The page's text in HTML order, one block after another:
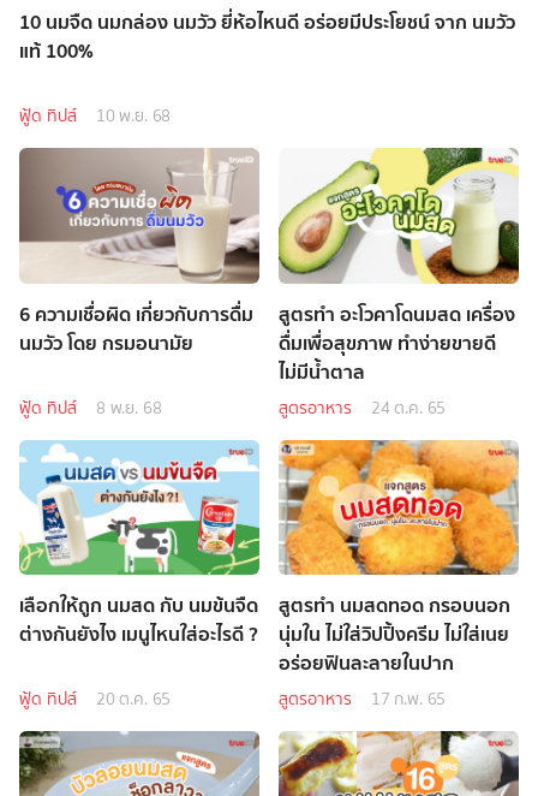
10 นมจืด นมกล่อง นมวัว ยี่ห้อไหนดี อร่อยมีประโยชน์ จาก นมวัว
แท้ 100%
ฟู้ด ทิปส์ 10 พ.ย. 68
6 ความเชื่อผิด เกี่ยวกับการดื่ม
นมวัว โดย กรมอนามัย
ฟู้ด ทิปส์ 8 พ.ย. 68
สูตรทำ อะโวคาโดนมสด เครื่อง
ดื่มเพื่อสุขภาพ ทำง่ายขายดี
ไม่มีน้ำตาล
สูตรอาหาร 24 ต.ค. 65
เลือกให้ถูก นมสด กับ นมข้นจืด
ต่างกันยังไง เมนูไหนใส่อะไรดี ?
ฟู้ด ทิปส์ 20 ต.ค. 65
สูตรทำ นมสดทอด กรอบนอก
นุ่มใน ไม่ใส่วิปปิ้งครีม ไม่ใส่เนย
อร่อยฟินละลายในปาก
สูตรอาหาร 17 ก.พ. 65